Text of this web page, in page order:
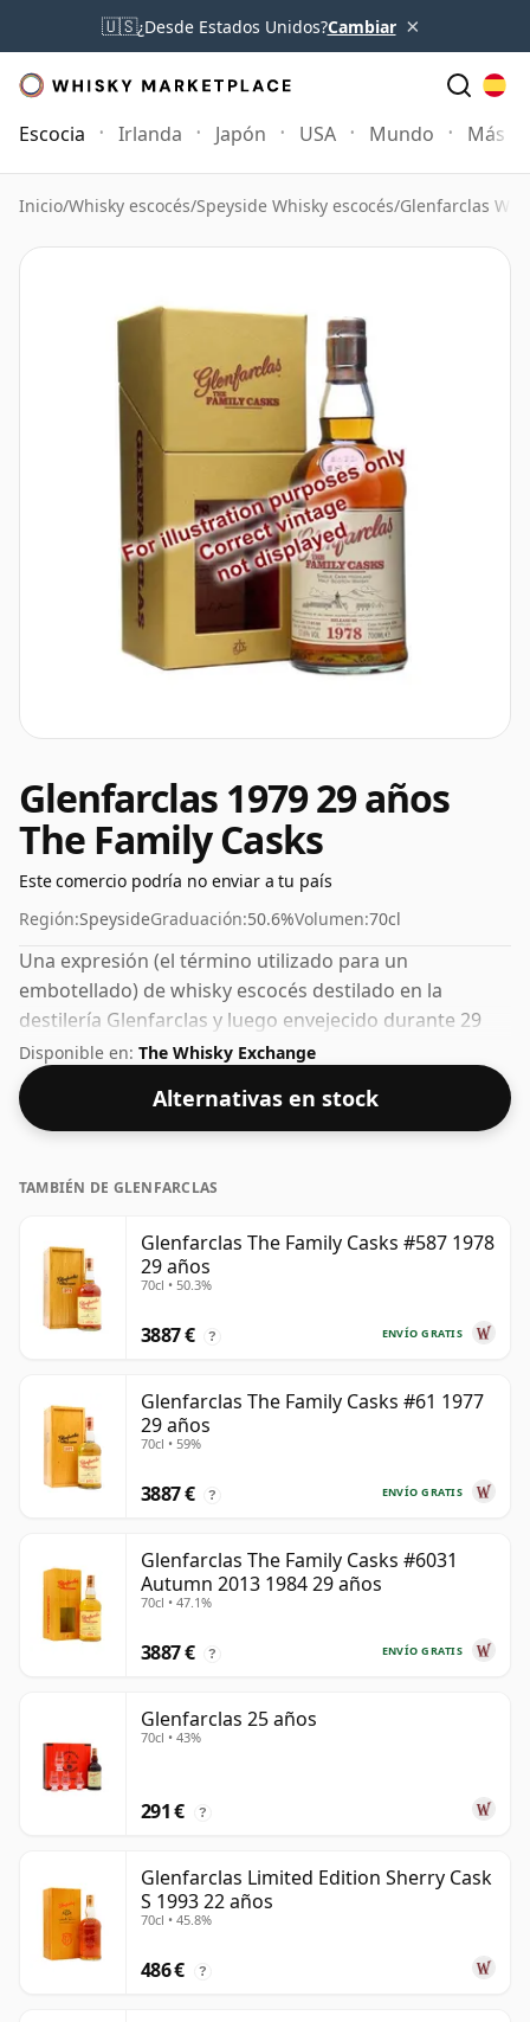
🇺🇸¿Desde Estados Unidos?Cambiar ×
Escocia Irlanda Japón USA Mundo Más
Inicio/Whisky escocés/Speyside Whisky escocés/Glenfarclas
Glenfarclas 1979 29 años
The Family Casks
Este comercio podría no enviar a tu país
Región:SpeysideGraduación:50.6%Volumen:70cl
Una expresión (el término utilizado para un
embotellado) de whisky escocés destilado en la
destilería Glenfarclas y luego envejecido durante 29
años. El ABV de este whisky es un gratificante 50,6%.
Disponible en: The Whisky Exchange
Alternativas en stock
TAMBIÉN DE GLENFARCLAS
Glenfarclas The Family Casks #587 1978
29 años
70cl • 50.3%
ENVÍO GRATIS
3887 € ?
Glenfarclas The Family Casks #61 1977
29 años
70cl • 59%
ENVÍO GRATIS
3887 € ?
Glenfarclas The Family Casks #6031
Autumn 2013 1984 29 años
70cl • 47.1%
ENVÍO GRATIS
3887 € ?
Glenfarclas 25 años
70cl • 43%
291 € ?
Glenfarclas Limited Edition Sherry Cask
S 1993 22 años
70cl • 45.8%
486 € ?